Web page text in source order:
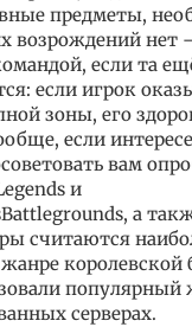
предметы,
возрождений нет
если та
если игрок
зоны, его
если
вам
и
а
считаются
королевской
популярный
серверах.